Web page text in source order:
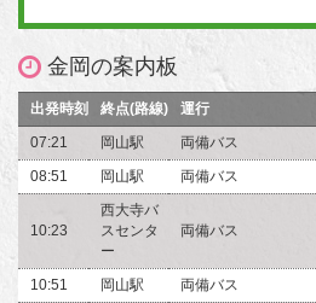
金岡の案内板
出発時刻 終点(路線)
運行
07:21
岡山駅
両備バス
08:51
岡山駅 両備バス
10:23
西大寺バ
スセンタ
ー
両備バス
10:51 岡山駅 両備バス